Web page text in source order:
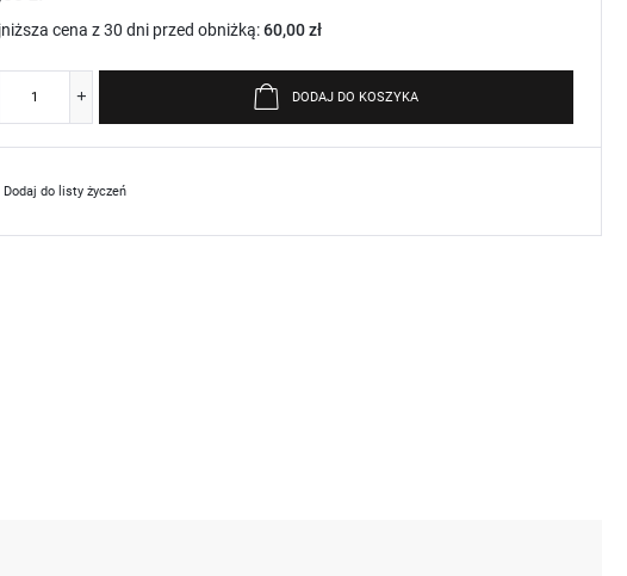
cena z 30 dni przed obniżką:60,00 zł
DODAJ DO KOSZYKA
Dodaj do listy życzeń